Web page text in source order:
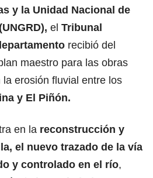
y la Unidad Nacional de
el Tribunal
recibió del
maestro para las obras
erosión fluvial entre los
y El Piñón.
en la reconstrucción y
el nuevo trazado de la vía
y controlado en el río,